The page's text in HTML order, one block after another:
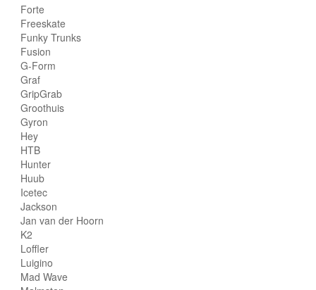
Forte
Freeskate
Funky Trunks
Fusion
G-Form
Graf
GripGrab
Groothuis
Gyron
Hey
HTB
Hunter
Huub
Icetec
Jackson
Jan van der Hoorn
K2
Loffler
Luigino
Mad Wave